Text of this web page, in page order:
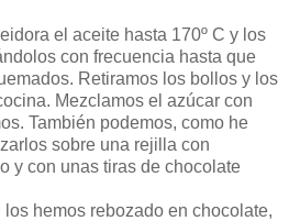
el aceite hasta 170º C y los
con frecuencia hasta que
Retiramos los bollos y los
Mezclamos el azúcar con
También podemos, como he
sobre una rejilla con
y con unas tiras de chocolate
hemos rebozado en chocolate,